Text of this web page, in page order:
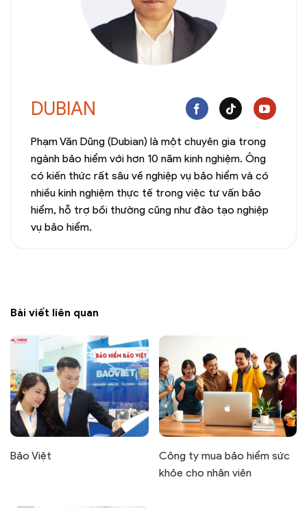
DUBIAN
Phạm Văn Dũng (Dubian) là một chuyên gia trong
ngành bảo hiểm với hơn 10 năm kinh nghiệm. Ông
có kiến thức rất sâu về nghiệp vụ bảo hiểm và có
nhiều kinh nghiệm thực tế trong việc tư vấn bảo
hiểm, hỗ trợ bồi thường cũng như đào tạo nghiệp
vụ bảo hiểm.
Bài viết liên quan
Bảo Việt
Công ty mua bảo hiểm sức
khỏe cho nhân viên